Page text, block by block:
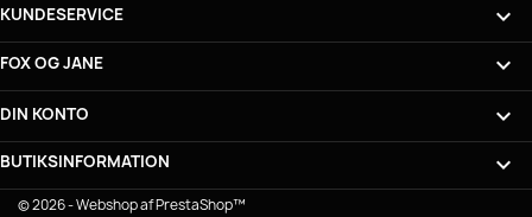
KUNDESERVICE 
FOX OG JANE 
DIN KONTO 
BUTIKSINFORMATION keyboard_arrow_down
© 2026 - Webshop af PrestaShop™